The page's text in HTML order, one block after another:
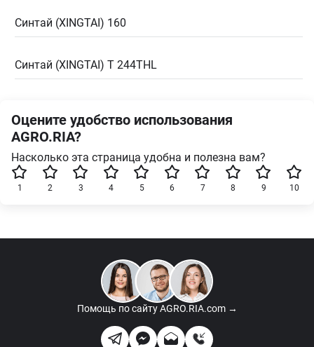
Синтай (XINGTAI) 160
Синтай (XINGTAI) T 244THL
Оцените удобство использования
AGRO.RIA?
Насколько эта страница удобна и полезна вам?
10
9
8
7
6
5
4
3
2
1
Помощь по сайтуAGRO.RIA.com →